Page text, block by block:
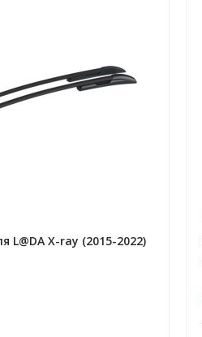
L@DA X-ray (2015-2022)